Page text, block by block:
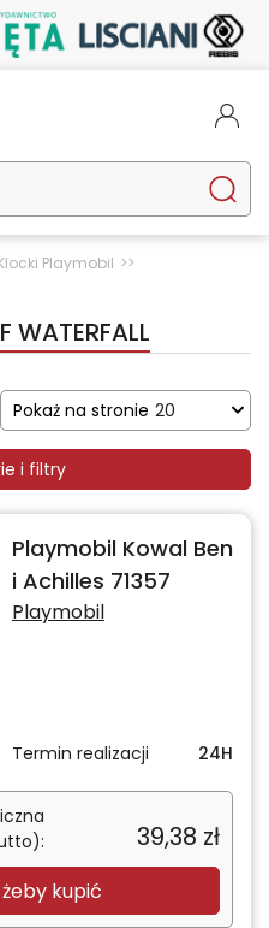
Playmobil
WATERFALL
Pokaż na stronie 20
i filtry
Playmobil Kowal Ben
i Achilles 71357
Playmobil
Termin realizacji 24H
39,38 zł
kupić